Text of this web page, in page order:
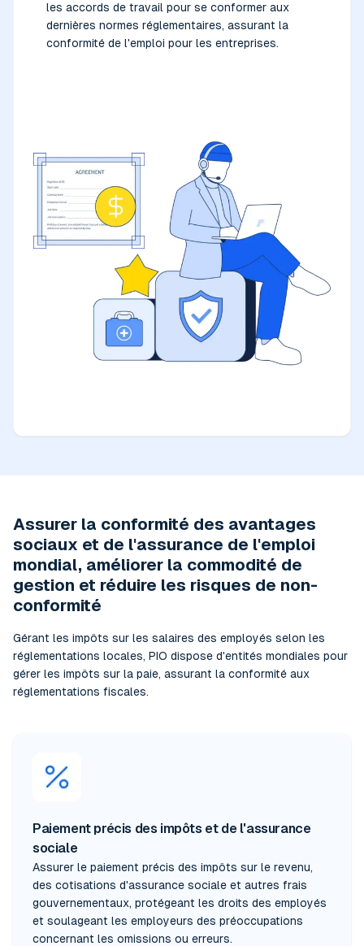
les accords de travail pour se conformer aux
dernières normes réglementaires, assurant la
conformité de l'emploi pour les entreprises.
Assurer la conformité des avantages
sociaux et de l'assurance de l'emploi
mondial, améliorer la commodité de
gestion et réduire les risques de non-
conformité
Gérant les impôts sur les salaires des employés selon les
réglementations locales, PIO dispose d'entités mondiales pour
gérer les impôts sur la paie, assurant la conformité aux
réglementations fiscales.
Paiement précis des impôts et de l'assurance
sociale
Assurer le paiement précis des impôts sur le revenu,
des cotisations d'assurance sociale et autres frais
gouvernementaux, protégeant les droits des employés
et soulageant les employeurs des préoccupations
concernant les omissions ou erreurs.